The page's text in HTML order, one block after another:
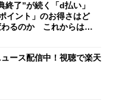
終了”が続く「d払い」
ポイント」のお得さはど
わるのか これからは
ュース配信中！視聴で楽天